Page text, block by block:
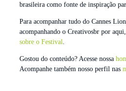
brasileira como fonte de inspiração
Para acompanhar tudo do Cannes
acompanhando o Creativosbr por
sobre o Festival.
Gostou do conteúdo? Acesse nossa
Acompanhe também nosso perfil nas